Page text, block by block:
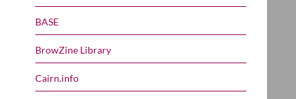
BASE
BrowZine Library
Cairn.info